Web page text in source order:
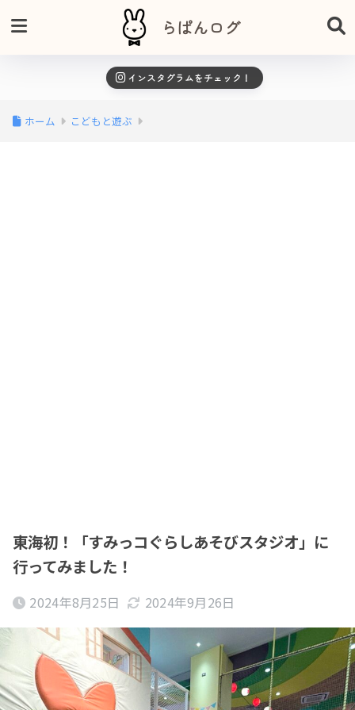
らぱんログ
インスタグラムをチェック！
ホーム こどもと遊ぶ
東海初！「すみっコぐらしあそびスタジオ」に
行ってみました！
2024年8月25日 2024年9月26日